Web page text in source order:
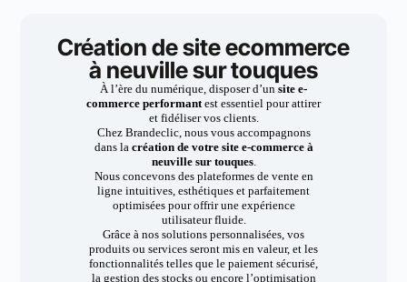
Création de site ecommerce
à neuville sur touques
À l’ère du numérique, disposer d’un site e-
commerce performantest essentiel pour attirer
et fidéliser vos clients.
Chez Brandeclic, nous vous accompagnons
dans la création de votre site e-commerce à
neuville sur touques.
Nous concevons des plateformes de vente en
ligne intuitives, esthétiques et parfaitement
optimisées pour offrir une expérience
utilisateur fluide.
Grâce à nos solutions personnalisées, vos
produits ou services seront mis en valeur, et les
fonctionnalités telles que le paiement sécurisé,
la gestion des stocks ou encore l’optimisation